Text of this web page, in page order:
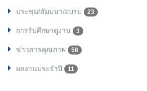
ประชุม/สัมมนา/อบรม 23
การรับศึกษาดูงาน 3
ข่าวสารคุณภาพ 58
ผลงานประจำปี 11